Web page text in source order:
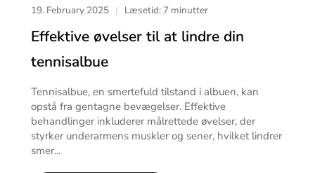
19. February 2025 | Læsetid: 7 minutter
Effektive øvelser til at lindre din
tennisalbue
Tennisalbue, en smertefuld tilstand i albuen, kan
opstå fra gentagne bevægelser. Effektive
behandlinger inkluderer målrettede øvelser, der
styrker underarmens muskler og sener, hvilket lindrer
smer...